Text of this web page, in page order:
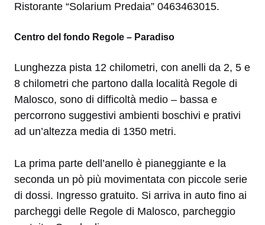
Ristorante “Solarium Predaia” 0463463015.
Centro del fondo Regole – Paradiso
Lunghezza pista 12 chilometri, con anelli da 2, 5 e
8 chilometri che partono dalla località Regole di
Malosco, sono di difficoltà medio – bassa e
percorrono suggestivi ambienti boschivi e prativi
ad un’altezza media di 1350 metri.
La prima parte dell’anello è pianeggiante e la
seconda un pò più movimentata con piccole serie
di dossi. Ingresso gratuito. Si arriva in auto fino ai
parcheggi delle Regole di Malosco, parcheggio